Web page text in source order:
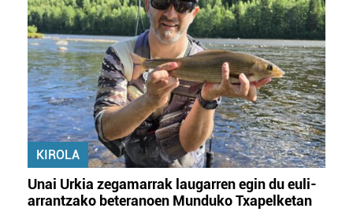
KIROLA
Unai Urkia zegamarrak laugarren egin du euli-
arrantzako beteranoen Munduko Txapelketan